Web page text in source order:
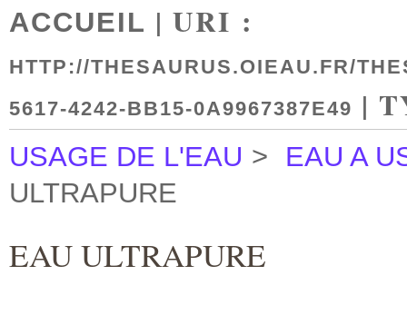
ACCUEIL | URI :
HTTP://THESAURUS.OIEAU.FR/
5617-4242-BB15-0A9967387E49 |
USAGE DE L'EAU >
EAU A
ULTRAPURE
EAU ULTRAPURE